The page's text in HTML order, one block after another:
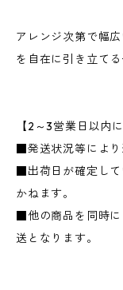
アレンジ次第で幅
を自在に引き立てる
【2～3営業日以内
■発送状況等により
■出荷日が確定して
かねます。
■他の商品を同時に
送となります。